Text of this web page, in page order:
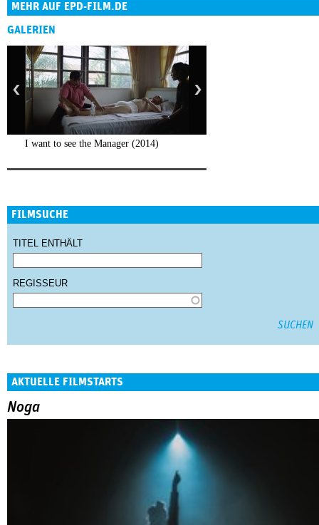
MEHR AUF EPD-FILM.DE
GALERIEN
I want to see the Manager (2014)
FILMSUCHE
TITEL ENTHÄLT
REGISSEUR
AKTUELLE FILMSTARTS
Noga